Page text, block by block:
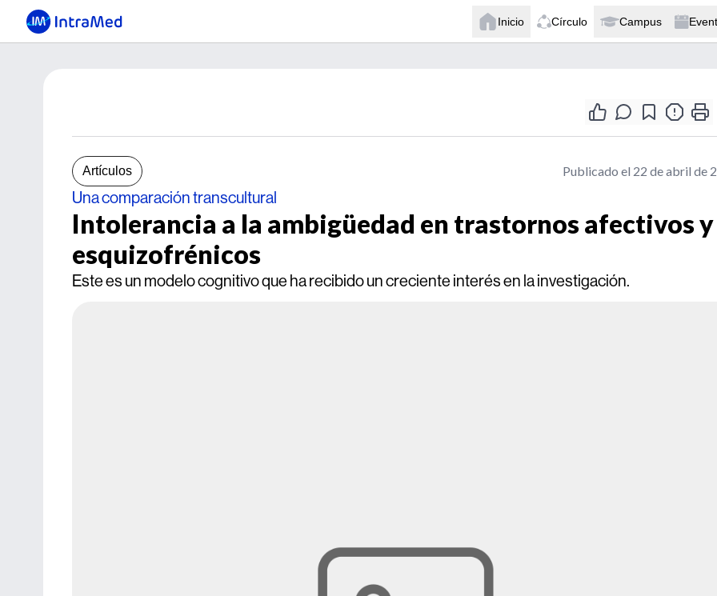
Inicio Círculo Campus
Artículos Publicado el 22 de abril de
Una comparación transcultural
Intolerancia a la ambigüedad en trastornos afectivos y
esquizofrénicos
Este es un modelo cognitivo que ha recibido un creciente interés en la investigación.